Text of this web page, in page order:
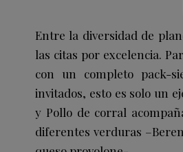
Entre la diversidad de
las citas por excelencia.
con un completo pack-
invitados, esto es solo un
y Pollo de corral
diferentes verduras –